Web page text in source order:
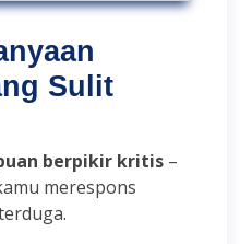
Sulit
berpikir kritis –
merespons